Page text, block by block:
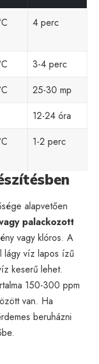
4 perc
3-4 perc
25-30 mp
12-24 óra
1-2 perc
alapvetően
palackozott
vagy klóros. A
lágy víz lapos ízű
keserű lehet.
150-300 ppm
van. Ha
beruházni